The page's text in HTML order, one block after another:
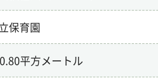
保育園
平方メートル